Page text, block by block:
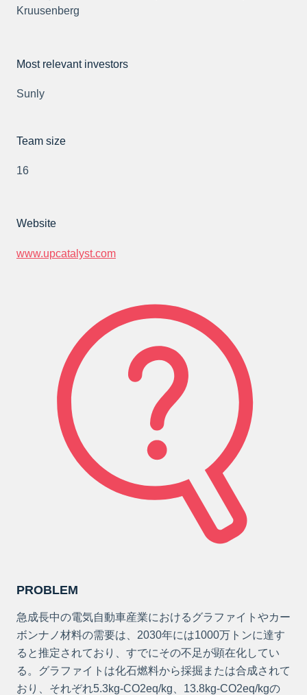
Kruusenberg
Most relevant investors
Sunly
Team size
16
Website
www.upcatalyst.com
PROBLEM
急成長中の電気自動車産業におけるグラファイトやカー
ボンナノ材料の需要は、2030年には1000万トンに達す
ると推定されており、すでにその不足が顕在化してい
る。グラファイトは化石燃料から採掘または合成されて
おり、それぞれ5.3kg-CO2eq/kg、13.8kg-CO2eq/kgの